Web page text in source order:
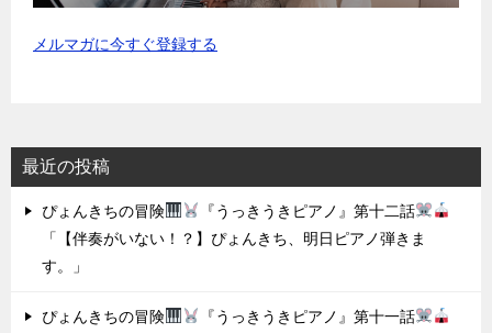
メルマガに今すぐ登録する
最近の投稿
ぴょんきちの冒険
『うっきうきピアノ』第十二話
「【伴奏がいない！？】ぴょんきち、明日ピアノ弾きま
す。」
ぴょんきちの冒険
『うっきうきピアノ』第十一話